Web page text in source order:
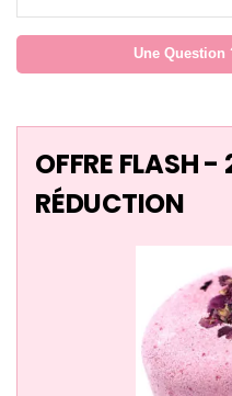
Une Question
OFFRE FLASH -
RÉDUCTION